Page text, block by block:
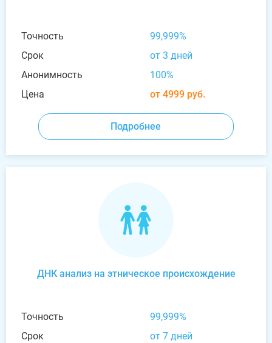
Точность
99,999%
Срок
от 3 дней
Анонимность
100%
Цена
от 4999 руб.
Подробнее
ДНК анализ на этническое происхождение
Точность
99,999%
Срок
от 7 дней